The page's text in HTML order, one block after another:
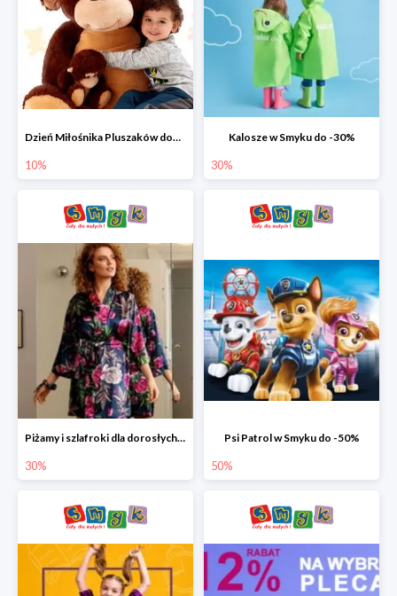
Dzień Miłośnika Pluszaków dodatkowy rabat -10%
10%
Kalosze w Smyku do -30%
30%
Piżamy i szlafroki dla dorosłych w Smyku do -30%
30%
Psi Patrol w Smyku do -50%
50%